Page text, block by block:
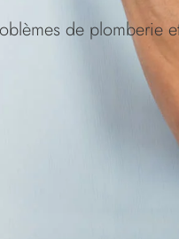
de plomberie